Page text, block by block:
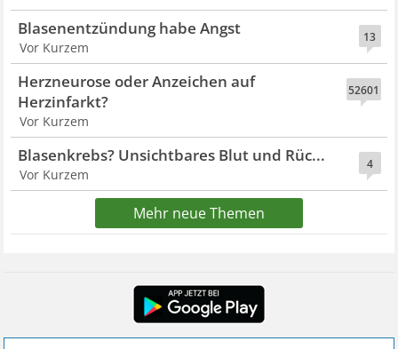
13
Blasenentzündung habe Angst
Vor Kurzem
52601
Herzneurose oder Anzeichen auf
Herzinfarkt?
Vor Kurzem
4
Blasenkrebs? Unsichtbares Blut und Rüc...
Vor Kurzem
Mehr neue Themen